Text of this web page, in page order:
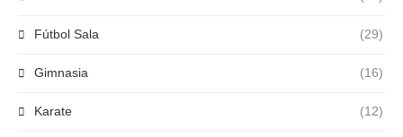
Fútbol Sala (29)
Gimnasia (16)
Karate (12)